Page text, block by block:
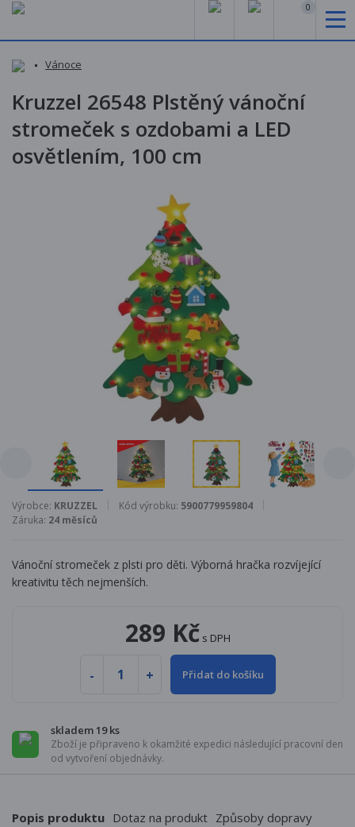
0
Vánoce
Kruzzel 26548 Plstěný vánoční
stromeček s ozdobami a LED
osvětlením, 100 cm
Výrobce: KRUZZEL Kód výrobku: 5900779959804
Záruka: 24 měsíců
Vánoční stromeček z plsti pro děti. Výborná hračka rozvíjející
kreativitu těch nejmenších.
289 Kč s DPH
Přidat do košíku
skladem 19 ks
Zboží je připraveno k okamžité expedici následující pracovní den
od vytvoření objednávky.
Popis produktu Dotaz na produkt Způsoby dopravy